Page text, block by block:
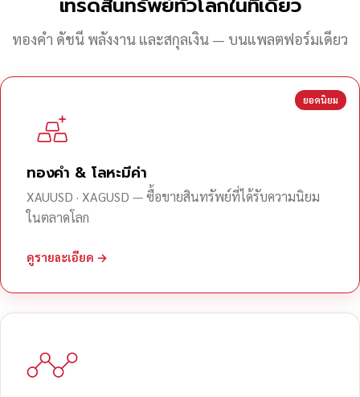
ทองคำ ดัชนี พลังงาน และสกุลเงิน — บนแพลตฟอร์มเดียว
ยอดนิยม
ทองคำ & โลหะมีค่า
XAUUSD · XAGUSD — ซื้อขายสินทรัพย์ที่ได้รับความนิยม
ในตลาดโลก
ดูรายละเอียด →